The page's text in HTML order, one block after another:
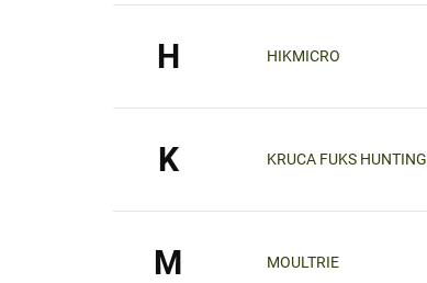
H HIKMICRO
K KRUCA FUKS HUNTING
M MOULTRIE